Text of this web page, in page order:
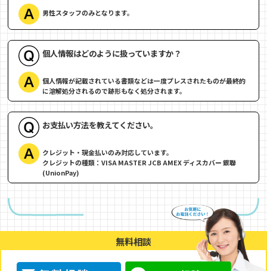
男性スタッフのみとなります。
個人情報はどのように扱っていますか？
個人情報が記載されている書類などは一度プレスされたものが最終的
に溶解処分されるので跡形もなく処分されます。
お支払い方法を教えてください。
クレジット・現金払いのみ対応しています。
クレジットの種類：VISA MASTER JCB AMEX ディスカバー 銀聯
(UnionPay)
無料相談